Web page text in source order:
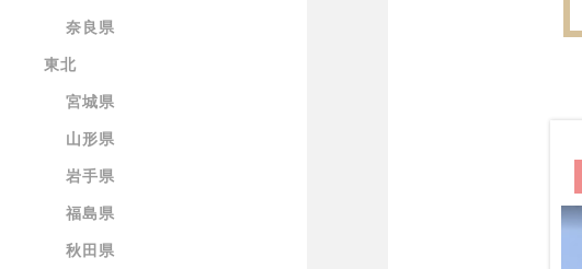
奈良県
東北
宮城県
山形県
岩手県
福島県
秋田県